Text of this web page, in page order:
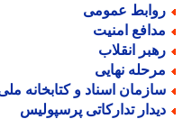
عمومی
امنیت
انقلاب
نهایی
اسناد و کتابخانه ملی
تدارکاتی پرسپولیس